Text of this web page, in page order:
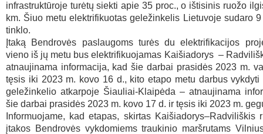
infrastruktūroje turėtų siekti apie 35 proc., o ištisinis ruožo
km. Šiuo metu elektrifikuotas geležinkelis Lietuvoje sudaro
tinklo.
Įtaką Bendrovės paslaugoms turės du elektrifikacijos
vieno iš jų metu bus elektrifikuojamas Kaišiadorys –
atnaujinama informacija, kad šie darbai prasidės 2023 m.
tęsis iki 2023 m. kovo 16 d., kito etapo metu darbus vykdyti
geležinkelio atkarpoje Šiauliai-Klaipėda – atnaujinama
šie darbai prasidės 2023 m. kovo 17 d. ir tęsis iki 2023 m.
Informuojame, kad etapas, skirtas Kaišiadorys–Radviliškis
įtakos Bendrovės vykdomiems traukinio maršrutams